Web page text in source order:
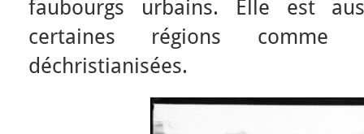
faubourgs urbains. Elle est
certaines régions
déchristianisées.